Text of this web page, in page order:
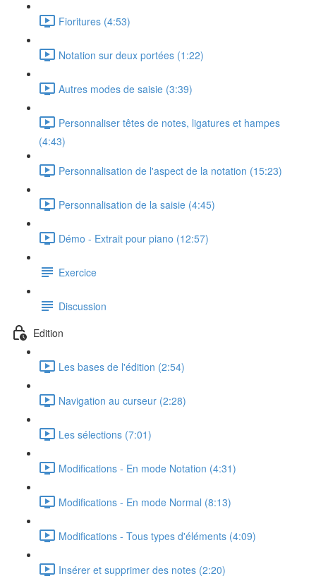
Fioritures (4:53)
Notation sur deux portées (1:22)
Autres modes de saisie (3:39)
Personnaliser têtes de notes, ligatures et hampes
(4:43)
Personnalisation de l'aspect de la notation (15:23)
Personnalisation de la saisie (4:45)
Démo - Extrait pour piano (12:57)
Exercice
Discussion
Edition
Les bases de l'édition (2:54)
Navigation au curseur (2:28)
Les sélections (7:01)
Modifications - En mode Notation (4:31)
Modifications - En mode Normal (8:13)
Modifications - Tous types d'éléments (4:09)
Insérer et supprimer des notes (2:20)